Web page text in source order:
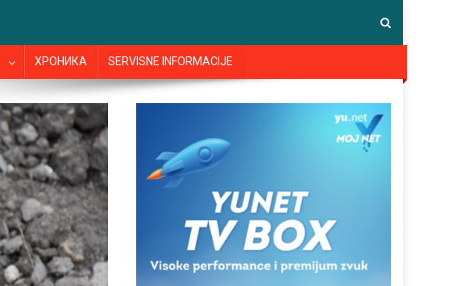
ХРОНИКА SERVISNE INFORMACIJE